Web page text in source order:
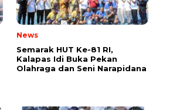
News
Semarak HUT Ke-81 RI,
Kalapas Idi Buka Pekan
Olahraga dan Seni Narapidana